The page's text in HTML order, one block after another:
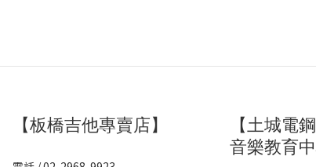
【板橋吉他專賣店】
【土城電
音樂教育中